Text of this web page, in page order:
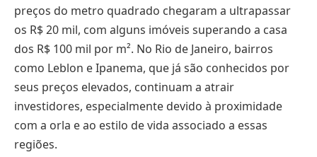
preços do metro quadrado chegaram a ultrapassar
os R$ 20 mil, com alguns imóveis superando a casa
dos R$ 100 mil por m². No Rio de Janeiro, bairros
como Leblon e Ipanema, que já são conhecidos por
seus preços elevados, continuam a atrair
investidores, especialmente devido à proximidade
com a orla e ao estilo de vida associado a essas
regiões.